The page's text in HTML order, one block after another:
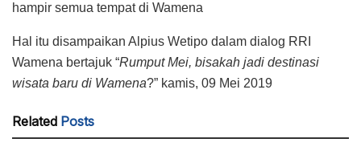
hampir semua tempat di Wamena
Hal itu disampaikan Alpius Wetipo dalam dialog RRI
Wamena bertajuk “Rumput Mei, bisakah jadi destinasi
wisata baru di Wamena?” kamis, 09 Mei 2019
Related Posts